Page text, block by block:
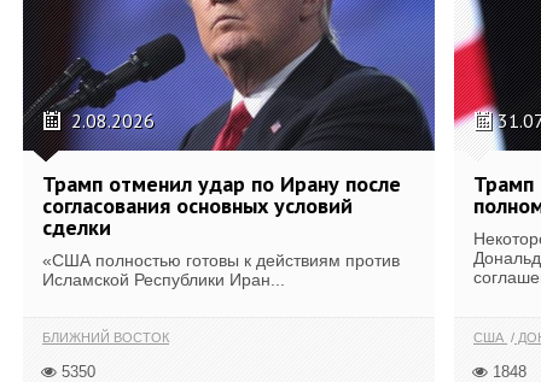
2.08.2026
Трамп отменил удар по Ирану после
согласования основных условий
сделки
«США полностью готовы к действиям против
Исламской Республики Иран...
БЛИЖНИЙ ВОСТОК
5350
Трамп
США
1848